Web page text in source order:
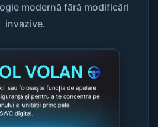
modernă fără modificări
invazive.